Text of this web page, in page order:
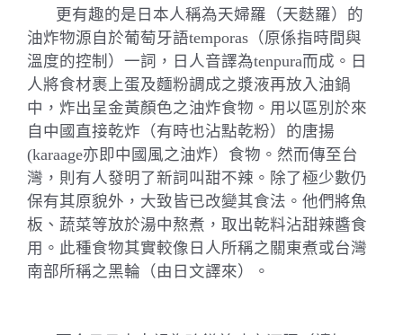
更有趣的是日本人稱為天婦羅（天麩羅）的
油炸物源自於葡萄牙語temporas （原係指時間與
溫度的控制）一詞，日人音譯為tenpura而成。日
人將食材裹上蛋及麵粉調成之漿液再放入油鍋
中，炸出呈金黃顏色之油炸食物。用以區別於來
自中國直接乾炸（有時也沾點乾粉）的唐揚
(karaage亦即中國風之油炸）食物。然而傳至台
灣，則有人發明了新詞叫甜不辣。除了極少數仍
保有其原貌外，大致皆已改變其食法。他們將魚
板、蔬菜等放於湯中熬煮，取出乾料沾甜辣醬食
用。此種食物其實較像日人所稱之關東煮或台灣
南部所稱之黑輪（由日文譯來）。